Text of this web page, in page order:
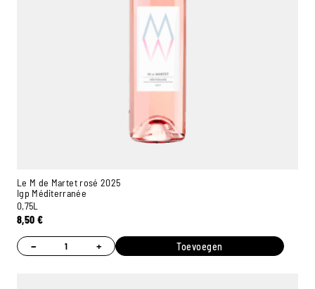
Le M de Martet rosé 2025
Igp Méditerranée
0,75L
8,50 €
− + Toevoegen